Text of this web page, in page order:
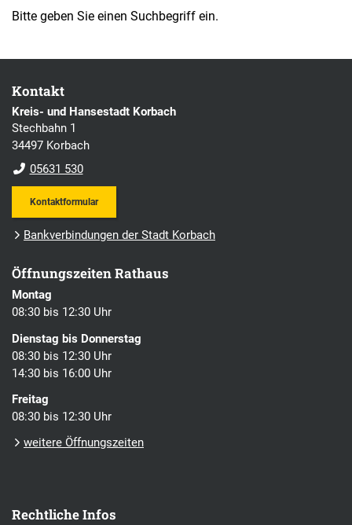
Bitte geben Sie einen Suchbegriff ein.
Kontakt
Kreis- und Hansestadt Korbach
Stechbahn 1
34497 Korbach
05631 530
Kontaktformular
Bankverbindungen der Stadt Korbach
Öffnungszeiten Rathaus
Montag
08:30 bis 12:30 Uhr
Dienstag bis Donnerstag
08:30 bis 12:30 Uhr
14:30 bis 16:00 Uhr
Freitag
08:30 bis 12:30 Uhr
weitere Öffnungszeiten
Rechtliche Infos